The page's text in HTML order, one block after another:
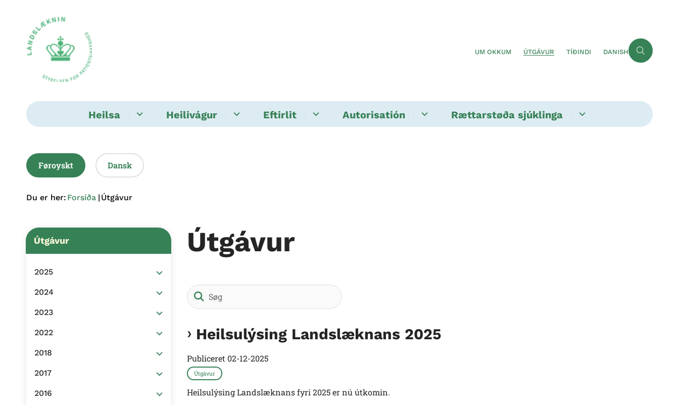
UM OKKUM ÚTGÁVUR TÍÐINDI DANISH
Heilsa Heilivágur Eftirlit Autorisatión Rættarstøða sjúklinga
Føroyskt Dansk
Du er her: Forsíða Útgávur
Útgávur
2025
2024
2023
2022
2018
2017
2016
Útgávur
Heilsulýsing Landslæknans 2025
Publiceret 02-12-2025
Útgávur
Heilsulýsing Landslæknans fyri 2025 er nú útkomin.